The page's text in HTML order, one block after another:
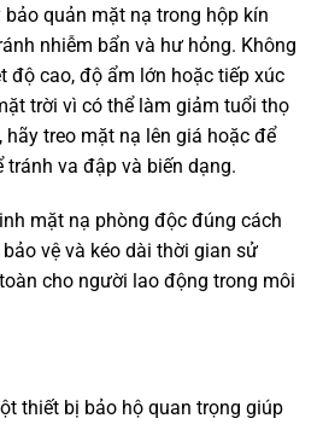
quản mặt nạ trong hộp kín
nhiễm bẩn và hư hỏng. Không
độ cao, độ ẩm lớn hoặc tiếp xúc
trời vì có thể làm giảm tuổi thọ
hãy treo mặt nạ lên giá hoặc để
va đập và biến dạng.
mặt nạ phòng độc đúng cách
vệ và kéo dài thời gian sử
cho người lao động trong môi
thiết bị bảo hộ quan trọng giúp